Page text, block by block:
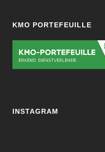
KMO PORTEFEUILLE
INSTAGRAM